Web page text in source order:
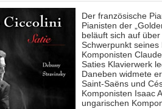
Der französische
Pianisten der
beläuft sich auf
Schwerpunkt
Komponisten
Saties Klavierwerk
Daneben widmete
Saint-Saëns und
Komponisten Isaac
ungarischen